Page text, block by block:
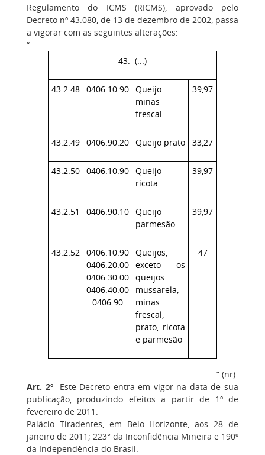
Regulamento do ICMS (RICMS), aprovado pelo
Decreto nº 43.080, de 13 de dezembro de 2002, passa
a vigorar com as seguintes alterações:
“
43. (...)
43.2.48 0406.10.90 Queijo
minas
frescal
39,97
43.2.49 0406.90.20 Queijo prato 33,27
43.2.50 0406.10.90 Queijo
ricota
39,97
43.2.51 0406.90.10 Queijo
parmesão
39,97
43.2.52 0406.10.90
0406.20.00
0406.30.00
0406.40.00
0406.90
Queijos,
exceto os
queijos
mussarela,
minas
frescal,
prato, ricota
e parmesão
47
” (nr)
Art. 2ºEste Decreto entra em vigor na data de sua
publicação, produzindo efeitos a partir de 1º de
fevereiro de 2011.
Palácio Tiradentes, em Belo Horizonte, aos 28 de
janeiro de 2011; 223° da Inconfidência Mineira e 190º
da Independência do Brasil.